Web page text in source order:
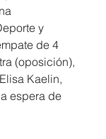
y
de 4
(oposición),
Kaelin,
espera de